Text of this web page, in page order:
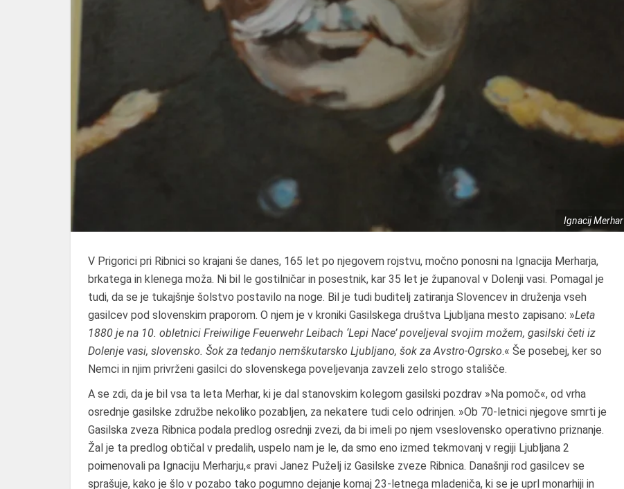
Ignacij Merhar
V Prigorici pri Ribnici so krajani še danes, 165 let po njegovem rojstvu, močno ponosni na Ignacija Merharja,
brkatega in klenega moža. Ni bil le gostilničar in posestnik, kar 35 let je županoval v Dolenji vasi. Pomagal je
tudi, da se je tukajšnje šolstvo postavilo na noge. Bil je tudi buditelj zatiranja Slovencev in druženja vseh
gasilcev pod slovenskim praporom. O njem je v kroniki Gasilskega društva Ljubljana mesto zapisano: »Leta
1880 je na 10. obletnici Freiwilige Feuerwehr Leibach ‘Lepi Nace’ poveljeval svojim možem, gasilski četi iz
Dolenje vasi, slovensko. Šok za tedanjo nemškutarsko Ljubljano, šok za Avstro-Ogrsko.« Še posebej, ker so
Nemci in njim privrženi gasilci do slovenskega poveljevanja zavzeli zelo strogo stališče.
A se zdi, da je bil vsa ta leta Merhar, ki je dal stanovskim kolegom gasilski pozdrav »Na pomoč«, od vrha
osrednje gasilske združbe nekoliko pozabljen, za nekatere tudi celo odrinjen. »Ob 70-letnici njegove smrti je
Gasilska zveza Ribnica podala predlog osrednji zvezi, da bi imeli po njem vseslovensko operativno priznanje.
Žal je ta predlog obtičal v predalih, uspelo nam je le, da smo eno izmed tekmovanj v regiji Ljubljana 2
poimenovali pa Ignaciju Merharju,« pravi Janez Puželj iz Gasilske zveze Ribnica. Današnji rod gasilcev se
sprašuje, kako je šlo v pozabo tako pogumno dejanje komaj 23-letnega mladeniča, ki se je uprl monarhiji in